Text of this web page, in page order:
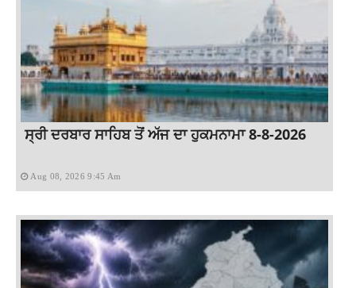
ਸ੍ਰੀ ਦਰਬਾਰ ਸਾਹਿਬ ਤੋਂ ਅੱਜ ਦਾ ਹੁਕਮਨਾਮਾ 8-8-2026
Aug 08, 2026 9:45 Am